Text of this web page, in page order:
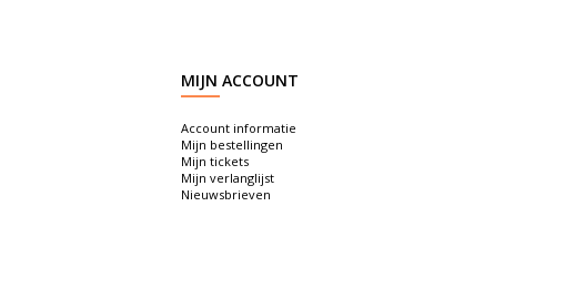
MIJN ACCOUNT
Account informatie
Mijn bestellingen
Mijn tickets
Mijn verlanglijst
Nieuwsbrieven